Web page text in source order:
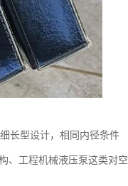
长型设计，相同内径条件
、工程机械液压泵这类对空